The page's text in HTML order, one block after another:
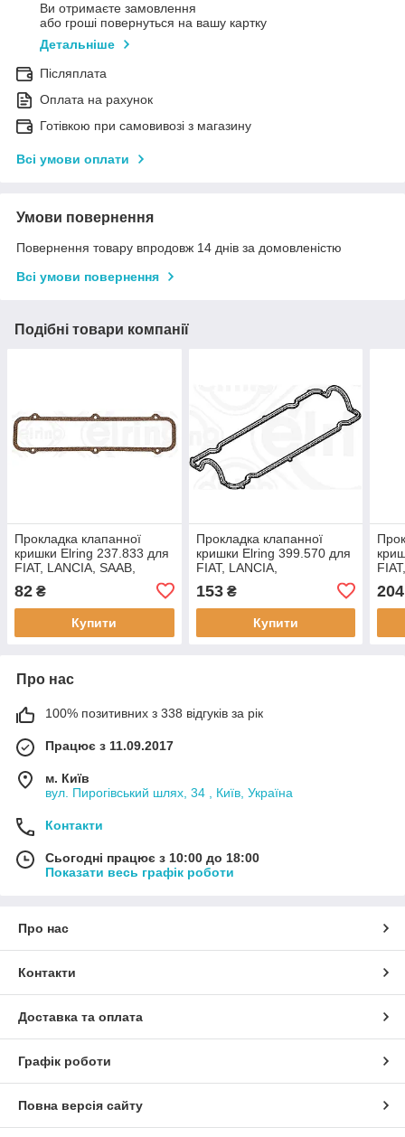
Ви отримаєте замовлення
або гроші повернуться на вашу картку
Детальніше
Післяплата
Оплата на рахунок
Готівкою при самовивозі з магазину
Всі умови оплати
Умови повернення
Повернення товару впродовж 14 днів за домовленістю
Всі умови повернення
Подібні товари компанії
Прокладка клапанної
кришки Elring 237.833 для
FIAT, LANCIA, SAAB,
82 ₴
Купити
Прокладка клапанної
кришки Elring 399.570 для
FIAT, LANCIA,
153₴
Купити
204
Про нас
100% позитивних з 338 відгуків за рік
Працює з 11.09.2017
м. Київ
вул. Пирогівський шлях, 34 , Київ, Україна
Контакти
Сьогодні працює з 10:00 до 18:00
Показати весь графік роботи
Про нас
Контакти
Доставка та оплата
Графік роботи
Повна версія сайту